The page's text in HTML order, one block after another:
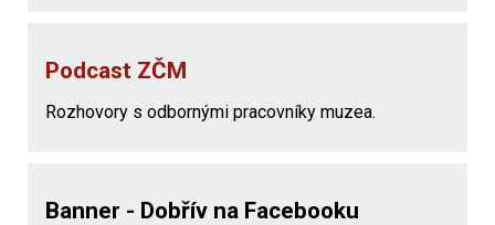
Podcast ZČM
Rozhovory s odbornými pracovníky muzea.
Banner - Dobřív na Facebooku